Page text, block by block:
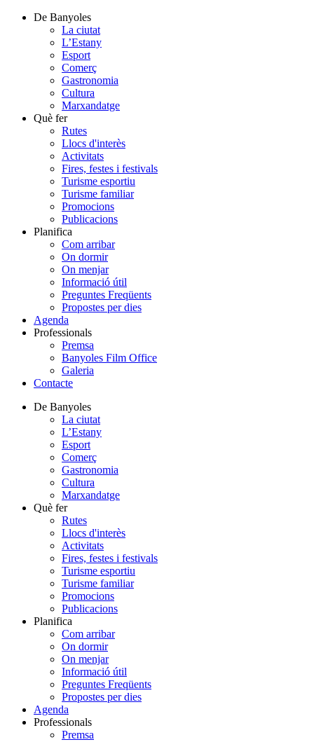
De Banyoles
La ciutat
L’Estany
Esport
Comerç
Gastronomia
Cultura
Marxandatge
Què fer
Rutes
Llocs d'interès
Activitats
Fires, festes i festivals
Turisme esportiu
Turisme familiar
Promocions
Publicacions
Planifica
Com arribar
On dormir
On menjar
Informació útil
Preguntes Freqüents
Propostes per dies
Agenda
Professionals
Premsa
Banyoles Film Office
Galeria
Contacte
De Banyoles
La ciutat
L’Estany
Esport
Comerç
Gastronomia
Cultura
Marxandatge
Què fer
Rutes
Llocs d'interès
Activitats
Fires, festes i festivals
Turisme esportiu
Turisme familiar
Promocions
Publicacions
Planifica
Com arribar
On dormir
On menjar
Informació útil
Preguntes Freqüents
Propostes per dies
Agenda
Professionals
Premsa